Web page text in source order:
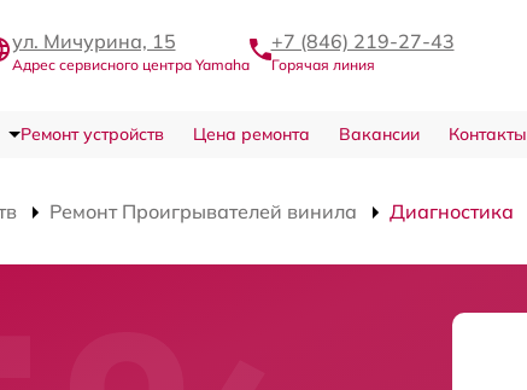
ул. Мичурина, 15
Адрес сервисного центра Yamaha
+7 (846) 219-27-43
Горячая линия
Ремонт устройств Цена ремонта Вакансии Контакты
Ремонт Проигрывателей винила Диагностика